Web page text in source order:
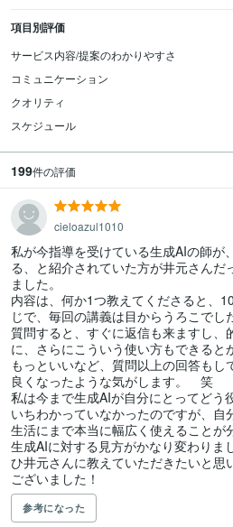
項目別評価
サービス内容/提案のわかりやすさ
コミュニケーション
クオリティ
スケジュール
199件の評価
cieloazul1010
私が今指導を受けている生成AIの師が
る、と紹介されていた方が井元さんだ
ました。
内容は、何か1つ教えてくださると、
じで、毎回の講義は目からうろこでし
質問すると、すぐに返信も来ますし、
に、さらにこういう使い方もできると
もっといいなど、質問以上の回答も
良くなったような気がします。　笑
私は今まで生成AIが自分にとってどう
いちわかっていなかったのですが、自
生活にまで本当に幅広く使えることが
生成AIに対する見方がかなり変わりま
ひ井元さんに教えていただきたいと思
ございました！
参考になった